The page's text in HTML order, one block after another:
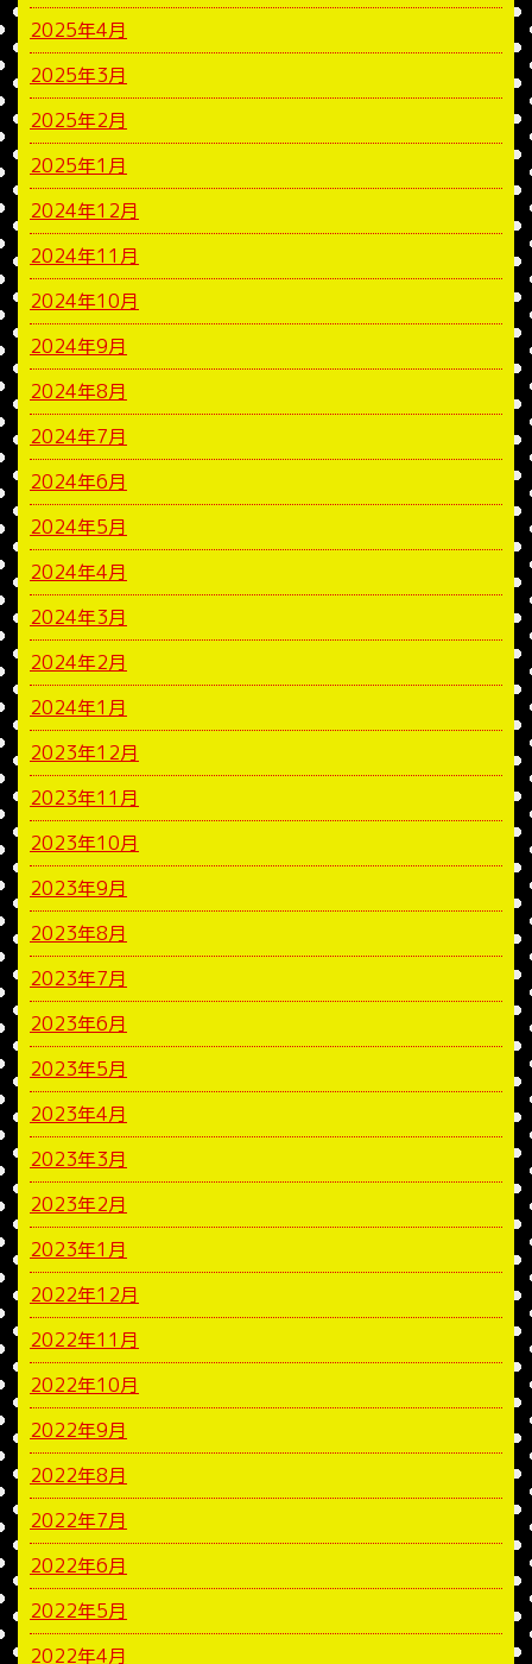
2025年4月
2025年3月
2025年2月
2025年1月
2024年12月
2024年11月
2024年10月
2024年9月
2024年8月
2024年7月
2024年6月
2024年5月
2024年4月
2024年3月
2024年2月
2024年1月
2023年12月
2023年11月
2023年10月
2023年9月
2023年8月
2023年7月
2023年6月
2023年5月
2023年4月
2023年3月
2023年2月
2023年1月
2022年12月
2022年11月
2022年10月
2022年9月
2022年8月
2022年7月
2022年6月
2022年5月
2022年4月